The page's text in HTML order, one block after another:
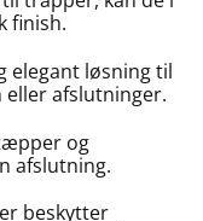
finish.
elegant løsning til
afslutninger.
og
afslutning.
beskytter